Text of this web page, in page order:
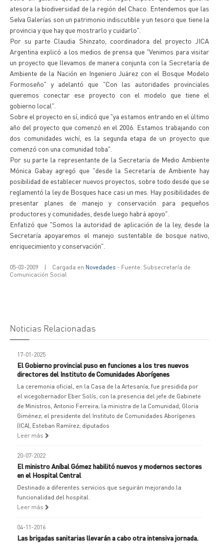
atesora la biodiversidad de la región del Chaco. Entendemos que las
Selva Galerías son un patrimonio indiscutible y un tesoro que tiene la
provincia y que hay que mostrarlo y cuidarlo".
Por su parte Claudia Shinzato, coordinadora del proyecto JICA
Argentina explicó a los medios de prensa que "Venimos para visitar
un proyecto que llevamos de manera conjunta con la Secretaría de
Ambiente de la Nación en Ingeniero Juárez con el Bosque Modelo
Formoseño" y adelantó que "Con las autoridades provinciales
queremos conectar ese proyecto con el modelo que tiene el
gobierno local".
Sobre el proyecto en sí, indicó que "ya estamos entrando en el último
año del proyecto que comenzó en el 2006. Estamos trabajando con
dos comunidades wichí, es la segunda etapa de un proyecto que
comenzó con una comunidad toba".
Por su parte la representante de la Secretaría de Medio Ambiente
Mónica Gabay agregó que "desde la Secretaría de Ambiente hay
posibilidad de establecer nuevos proyectos, sobre todo desde que se
reglamentó la ley de Bosques hace casi un mes. Hay posibilidades de
presentar planes de manejo y conservación para pequeños
productores y comunidades, desde luego habrá apoyo".
Enfatizó que "Somos la autoridad de aplicación de la ley, desde la
Secretaría apoyaremos el manejo sustentable de bosque nativo,
enriquecimiento y conservación".
05-03-2009 | Cargada en Novedades - Fuente: Subsecretaría de
Comunicación Social
Noticias Relacionadas
17-01-2025
El Gobierno provincial puso en funciones a los tres nuevos
directores del Instituto de Comunidades Aborígenes
La ceremonia oficial, en la Casa de la Artesanía, fue presidida por
el vicegobernador Eber Solís, con la presencia del jefe de Gabinete
de Ministros, Antonio Ferreira; la ministra de la Comunidad, Gloria
Giménez; el presidente del Instituto de Comunidades Aborígenes
(ICA), Esteban Ramírez; diputados
Leer más
20-07-2022
El ministro Aníbal Gómez habilitó nuevos y modernos sectores
en el Hospital Central
Destinado a diferentes servicios que seguirán mejorando la
funcionalidad del hospital.
Leer más
04-11-2016
Las brigadas sanitarias llevarán a cabo otra intensiva jornada.